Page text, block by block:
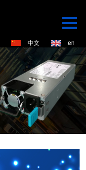
中文 en